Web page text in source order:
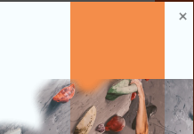
lei/sedinta